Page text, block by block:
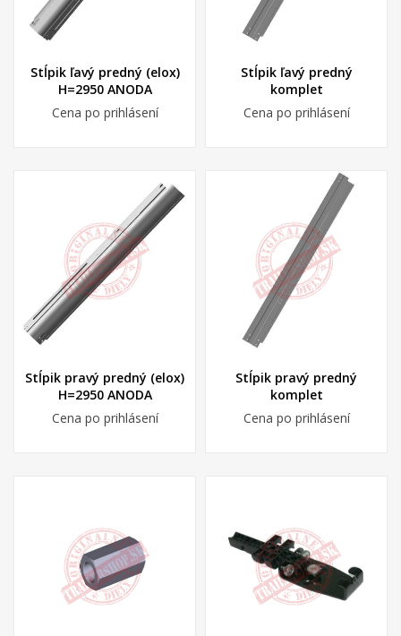
Stĺpik ľavý predný (elox)
H=2950 ANODA
Cena po prihlásení
Stĺpik ľavý predný
komplet
Cena po prihlásení
Stĺpik pravý predný (elox)
H=2950 ANODA
Cena po prihlásení
Stĺpik pravý predný
komplet
Cena po prihlásení